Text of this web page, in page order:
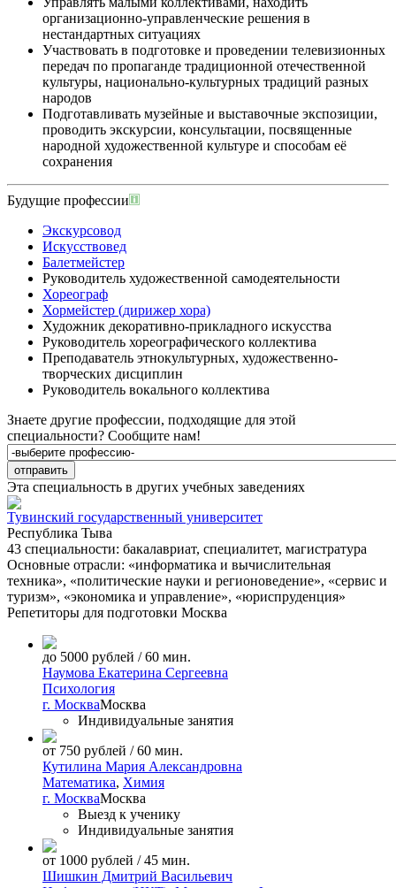
организационно-управленческие решения в
нестандартных ситуациях
Участвовать в подготовке и проведении телевизионных
передач по пропаганде традиционной отечественной
культуры, национально-культурных традиций разных
народов
Подготавливать музейные и выставочные экспозиции,
проводить экскурсии, консультации, посвященные
народной художественной культуре и способам её
сохранения
Будущие профессии
Экскурсовод
Искусствовед
Балетмейстер
Руководитель художественной самодеятельности
Хореограф
Хормейстер (дирижер хора)
Художник декоративно-прикладного искусства
Руководитель хореографического коллектива
Преподаватель этнокультурных, художественно-
творческих дисциплин
Руководитель вокального коллектива
Знаете другие профессии, подходящие для этой
специальности? Сообщите нам!
Эта специальность в других учебных заведениях
Тувинский государственный университет
Республика Тыва
43 специальности: бакалавриат, специалитет, магистратура
Основные отрасли: «информатика и вычислительная
техника», «политические науки и регионоведение», «сервис и
туризм», «экономика и управление», «юриспруденция»
Репетиторы для подготовки Москва
до 5000 рублей / 60 мин.
Наумова Екатерина Сергеевна
Психология
г. МоскваМосква
Индивидуальные занятия
от 750 рублей / 60 мин.
Кутилина Мария Александровна
Математика, Химия
г. МоскваМосква
Выезд к ученику
Индивидуальные занятия
от 1000 рублей / 45 мин.
Шишкин Дмитрий Васильевич